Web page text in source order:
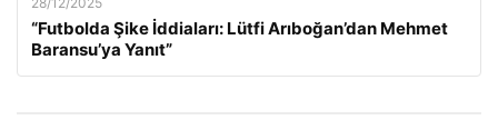
“Futbolda Şike İddiaları: Lütfi Arıboğan’dan Mehmet
Baransu’ya Yanıt”